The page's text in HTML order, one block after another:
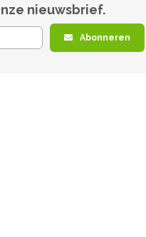
nieuwsbrief.
Abonneren